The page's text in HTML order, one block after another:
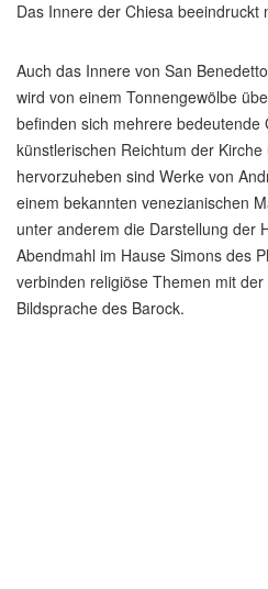
Das Innere der Chiesa
Auch das Innere von San
wird von einem Tonnengewölbe
befinden sich mehrere bedeutende
künstlerischen Reichtum der
hervorzuheben sind Werke von
einem bekannten venezianischen
unter anderem die Darstellung der
Abendmahl im Hause Simons des
verbinden religiöse Themen mit
Bildsprache des Barock.